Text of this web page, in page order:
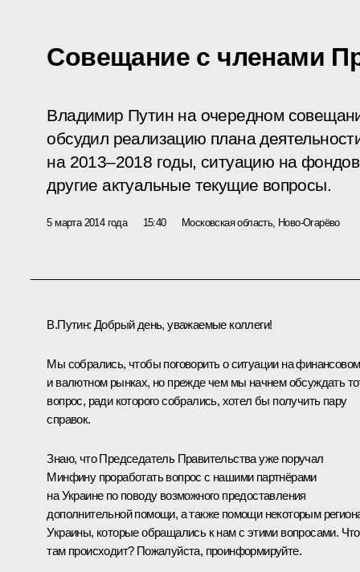
Совещание с членами
Владимир Путин на очередном
обсудил реализацию плана
на 2013–2018 годы, ситуацию на
другие актуальные текущие вопросы.
5 марта 2014 года 15:40 Московская область, Ново-Огарёво
В.Путин: Добрый день, уважаемые коллеги!
Мы собрались, чтобы поговорить о ситуации на финансовом
и валютном рынках, но прежде чем мы начнем обсуждать
вопрос, ради которого собрались, хотел бы получить пару
справок.
Знаю, что Председатель Правительства уже поручал
Минфину проработать вопрос с нашими партнёрами
на Украине по поводу возможного предоставления
дополнительной помощи, а также помощи некоторым
Украины, которые обращались к нам с этими вопросами. Что
там происходит? Пожалуйста, проинформируйте.